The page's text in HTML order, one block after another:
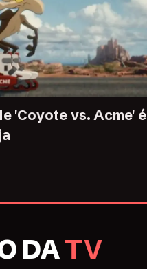
'Coyote vs. Acme' é
DATV